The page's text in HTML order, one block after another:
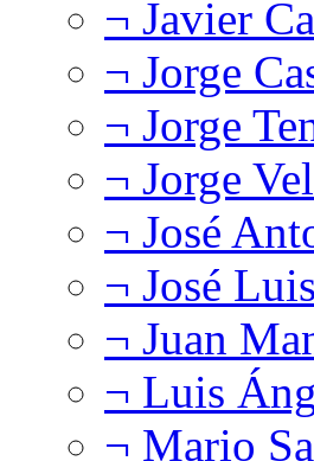
¬ Javier
¬ Jorge
¬ Jorge
¬ Jorge
¬ José
¬ José
¬ Juan
¬ Luis
¬ Mario